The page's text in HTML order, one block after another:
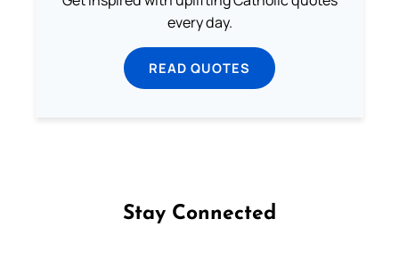
every day.
READ QUOTES
Stay Connected